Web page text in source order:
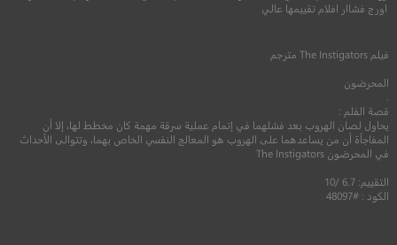
2019
5.0
اورج فشاار افلام تقييمها عالي
فيلم The Instigatorsمترجم
المحرضون
قصة الفلم :
يحاول لصان الهروب بعد فشلهما في إتمام عملية سرقة مهمة كان مخطط لها، إلا أن
المفاجأة أن من يساعدهما على الهروب هو المعالج النفسي الخاص بهما، وتتوالى الأحداث
في المحرضون The Instigators
التقييم: 6.7 /10
الكود : #48097